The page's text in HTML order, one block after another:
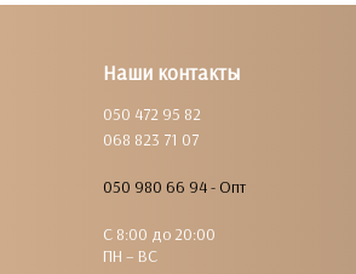
Наши контакты
050 472 95 82
068 823 71 07
050 980 66 94 - Опт
С 8:00 до 20:00
ПН – ВС